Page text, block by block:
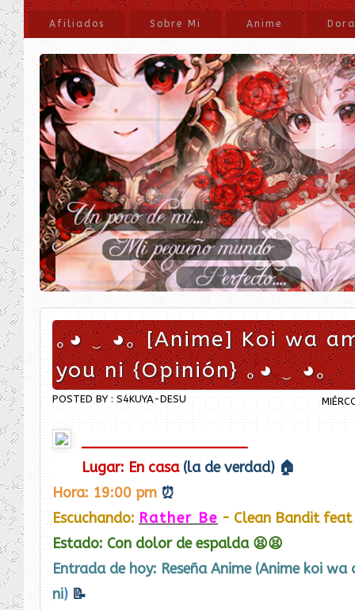
Afiliados Sobre Mi Anime
｡◕ ‿ ◕｡ [Anime] Koi wa
you ni {Opinión} ｡◕ ‿ ◕｡
POSTED BY : S4KUYA-DESU
___________________
Lugar: En casa(la de verdad) 🏠
Hora: 19:00 pm ⏰
Escuchando: Rather Be - Clean Bandit feat
Estado: Con dolor de espalda 😫😫
Entrada de hoy: Reseña Anime (Anime koi wa
ni) 📝